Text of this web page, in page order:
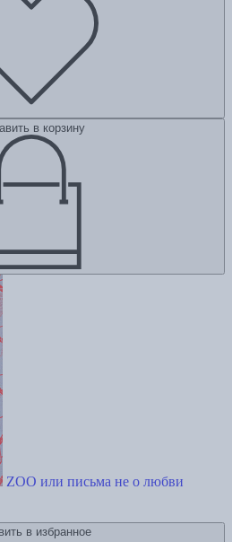
в корзину
ZOO или письма не о любви
в избранное